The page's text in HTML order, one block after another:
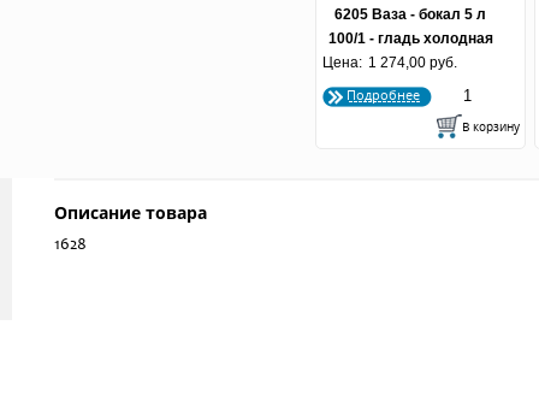
6205 Ваза - бокал 5 л
100/1 - гладь холодная
отрезка
Цена: 1 274,00 руб.
Подробнее
Описание товара
1628